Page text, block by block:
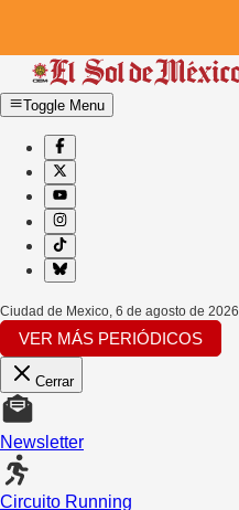
Toggle Menu
Ciudad de Mexico, 6 de agosto de 2026
VER MÁS PERIÓDICOS
Cerrar
Newsletter
Circuito Running